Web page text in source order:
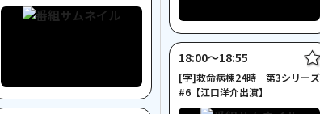
18:00〜18:55
[字]救命病棟24時 第3シリーズ
#6【江口洋介出演】